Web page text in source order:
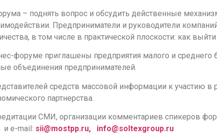
– поднять вопрос и обсудить действенные
Предприниматели и руководители
в том числе в практической плоскости: как
форуме приглашены предприятия малого и
объединения предпринимателей.
средств массовой информации к участию
партнерства.
СМИ, организации комментариев спикеров
и e-mail: sii@mostpp.ru, info@soltexgroup.ru